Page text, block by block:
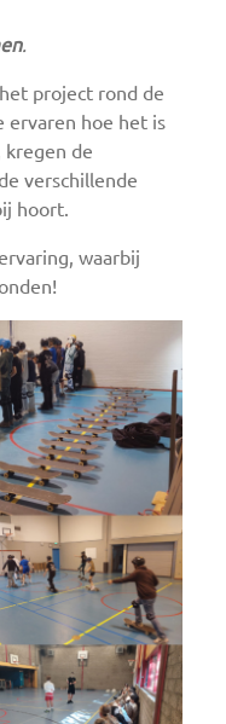
.
project rond de
ervaren hoe het is
de
verschillende
hoort.
waarbij